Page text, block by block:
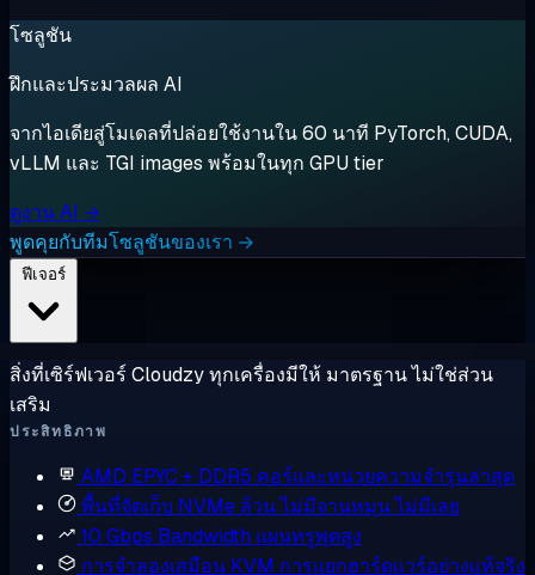
โซลูชัน
ฝึกและประมวลผล AI
จากไอเดียสู่โมเดลที่ปล่อยใช้งานใน 60 นาที PyTorch, CUDA,
vLLM และ TGI images พร้อมในทุก GPU tier
ดูงาน AI →
พูดคุยกับทีมโซลูชันของเรา →
สิ่งที่เซิร์ฟเวอร์ Cloudzy ทุกเครื่องมีให้ มาตรฐาน ไม่ใช่ส่วน
เสริม
ประสิทธิภาพ
AMD EPYC + DDR5 คอร์และหน่วยความจำรุ่นล่าสุด
พื้นที่จัดเก็บ NVMe ล้วนไม่มีจานหมุน ไม่มีเลย
10 Gbps Bandwidth แผนทรูพุตสูง
การจำลองเสมือน KVM การแยกฮาร์ดแวร์อย่างแท้จริง